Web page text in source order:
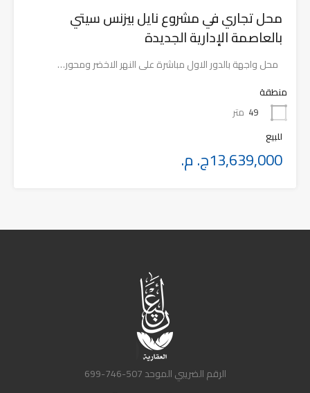
محل تجاري في مشروع نايل بيزنس سيتي
بالعاصمة الإدارية الجديدة
محل واجهة بالدور الاول مباشرة على النهر الاخضر ومحور…
منطقة
49 متر
للبيع
13,639,000ج. م.
الرقم الضريبي الموحد 507-746-699